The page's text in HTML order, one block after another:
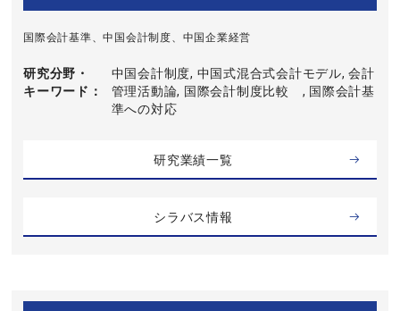
国際会計基準、中国会計制度、中国企業経営
研究分野・
キーワード
中国会計制度, 中国式混合式会計モデル, 会計
管理活動論, 国際会計制度比較 , 国際会計基
準への対応
研究業績一覧
シラバス情報